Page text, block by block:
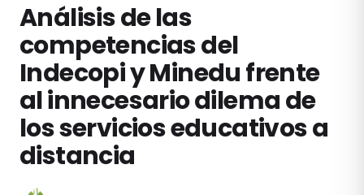
Análisis de las
competencias del
Indecopi y Minedu frente
al innecesario dilema de
los servicios educativos a
distancia